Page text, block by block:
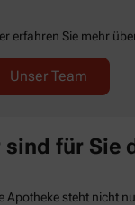
erfahren Sie mehr
Unser Team
sind für Sie
Apotheke steht nicht